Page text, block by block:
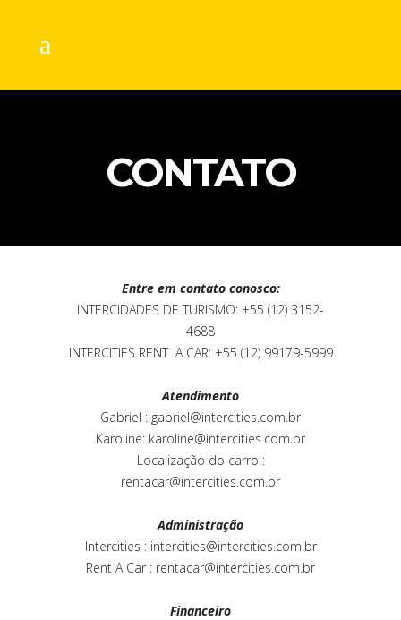
CONTATO
Entre em contato conosco:
INTERCIDADES DE TURISMO: +55 (12) 3152-
4688
INTERCITIES RENT A CAR: +55 (12) 99179-5999
Atendimento
Gabriel : gabriel@intercities.com.br
Karoline: karoline@intercities.com.br
Localização do carro :
rentacar@intercities.com.br
Administração
Intercities : intercities@intercities.com.br
Rent A Car : rentacar@intercities.com.br
Financeiro